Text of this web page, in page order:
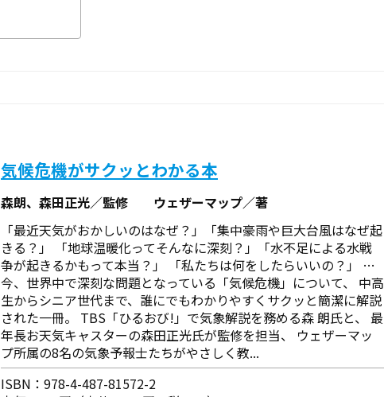
気候危機がサクッとわかる本
森朗、森田正光／監修 ウェザーマップ／著
「最近天気がおかしいのはなぜ？」「集中豪雨や巨大台風はなぜ起
きる？」 「地球温暖化ってそんなに深刻？」「水不足による水戦
争が起きるかもって本当？」 「私たちは何をしたらいいの？」 …
今、世界中で深刻な問題となっている「気候危機」について、 中高
生からシニア世代まで、誰にでもわかりやすくサクッと簡潔に解説
された一冊。 TBS「ひるおび!」で気象解説を務める森 朗氏と、 最
年長お天気キャスターの森田正光氏が監修を担当、 ウェザーマッ
プ所属の8名の気象予報士たちがやさしく教...
ISBN：978-4-487-81572-2